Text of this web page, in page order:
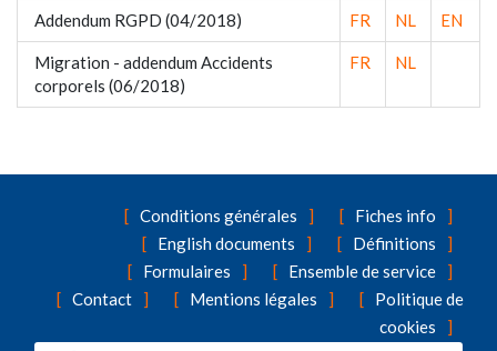
Addendum RGPD (04/2018) FR NL EN
Migration - addendum Accidents
corporels (06/2018)
FR NL
Conditions générales
Fiches info
English documents
Définitions
Formulaires
Ensemble de service
Contact
Mentions légales
Politique de
cookies